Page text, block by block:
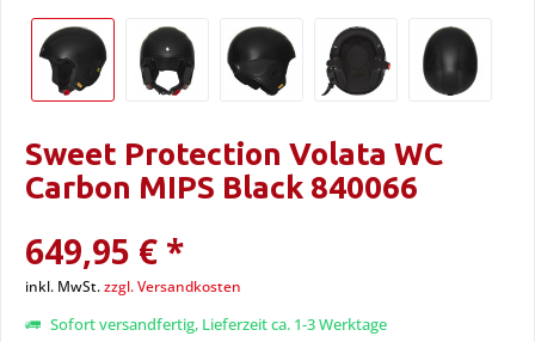
Sweet Protection Volata WC
Carbon MIPS Black 840066
649,95 € *
inkl. MwSt.zzgl. Versandkosten
Sofort versandfertig, Lieferzeit ca. 1-3 Werktage